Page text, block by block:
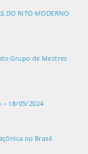
DO RITO MODERNO
Grupo de Mestres
18/05/2024
no Brasil